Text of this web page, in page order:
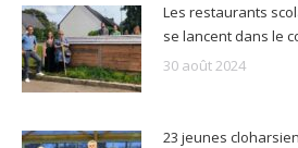
Les restaurants
se lancent dans le
30 août 2024
23 jeunes